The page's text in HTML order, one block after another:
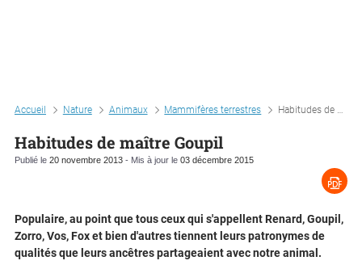
Accueil Nature Animaux Mammifères terrestres Habitudes de maître goupil
Habitudes de maître Goupil
Publié le 20 novembre 2013 - Mis à jour le 03 décembre 2015
Populaire, au point que tous ceux qui s'appellent Renard, Goupil,
Zorro, Vos, Fox et bien d'autres tiennent leurs patronymes de
qualités que leurs ancêtres partageaient avec notre animal.